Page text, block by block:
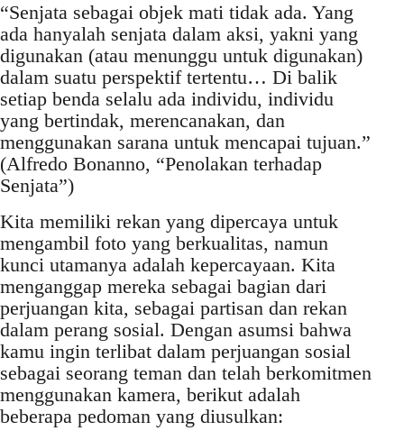
“Senjata sebagai objek mati tidak ada. Yang
ada hanyalah senjata dalam aksi, yakni yang
digunakan (atau menunggu untuk digunakan)
dalam suatu perspektif tertentu… Di balik
setiap benda selalu ada individu, individu
yang bertindak, merencanakan, dan
menggunakan sarana untuk mencapai tujuan.”
(Alfredo Bonanno, “Penolakan terhadap
Senjata”)
Kita memiliki rekan yang dipercaya untuk
mengambil foto yang berkualitas, namun
kunci utamanya adalah kepercayaan. Kita
menganggap mereka sebagai bagian dari
perjuangan kita, sebagai partisan dan rekan
dalam perang sosial. Dengan asumsi bahwa
kamu ingin terlibat dalam perjuangan sosial
sebagai seorang teman dan telah berkomitmen
menggunakan kamera, berikut adalah
beberapa pedoman yang diusulkan: